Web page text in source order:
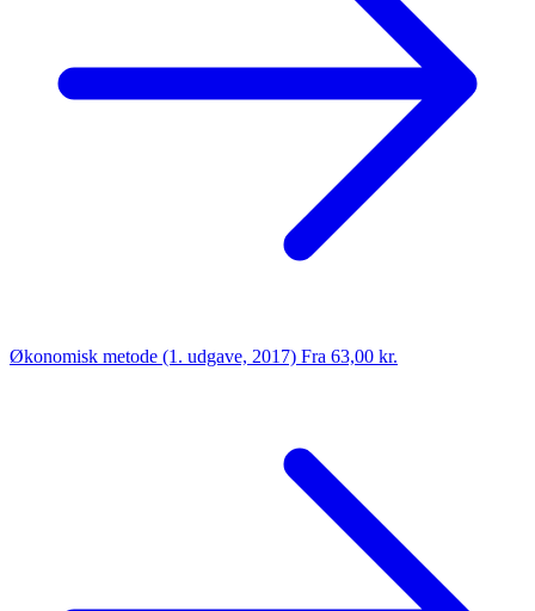
Økonomisk metode (1. udgave, 2017) Fra 63,00 kr.